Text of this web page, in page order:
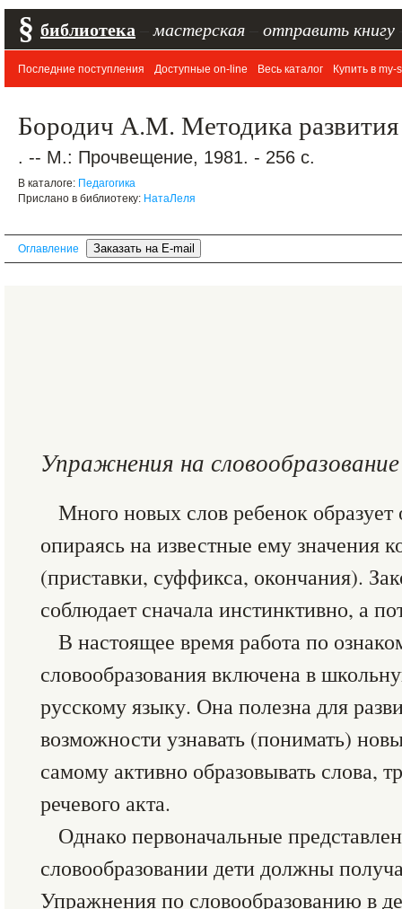
§ библиотека мастерская отправить книгу
Последние поступления Доступные on-line Весь каталог Купить в my-
Бородич А.М. Методика развития
. -- М.: Прочвещение, 1981. - 256 с.
В каталоге: Педагогика
Прислано в библиотеку: НатаЛеля
Оглавление
Упражнения на словообразование
Много новых слов ребенок образует
опираясь на известные ему значения
(приставки, суффикса, окончания).
соблюдает сначала инстинктивно, а
В настоящее время работа по
словообразования включена в
русскому языку. Она полезна для
возможности узнавать (понимать)
самому активно образовывать слова,
речевого акта.
Однако первоначальные
словообразовании дети должны
Упражнения по словообразованию в